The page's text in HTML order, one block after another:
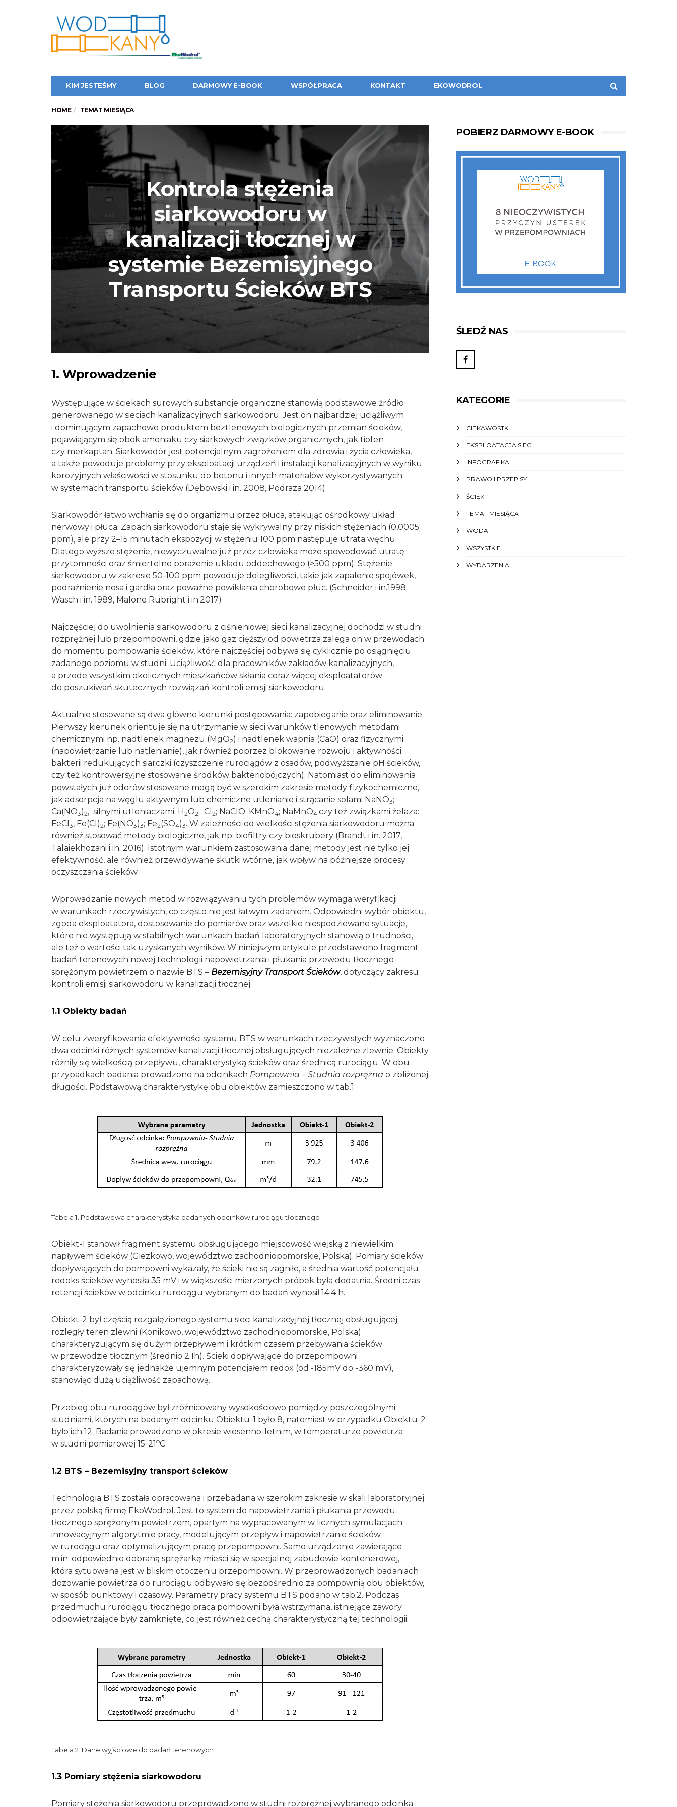
KIM JESTEŚMY BLOG DARMOWY E-BOOK WSPÓŁPRACA KONTAKT EKOWODROL
HOME TEMAT MIESIĄCA
Kontrola stężenia
siarkowodoru w
kanalizacji tłocznej w
systemie Bezemisyjnego
Transportu Ścieków BTS
1. Wprowadzenie
Występujące w ściekach surowych substancje organiczne stanowią podstawowe źródło
generowanego w sieciach kanalizacyjnych siarkowodoru. Jest on najbardziej uciążliwym
i dominującym zapachowo produktem beztlenowych biologicznych przemian ścieków,
pojawiającym się obok amoniaku czy siarkowych związków organicznych, jak tiofen
czy merkaptan. Siarkowodór jest potencjalnym zagrożeniem dla zdrowia i życia człowieka,
a także powoduje problemy przy eksploatacji urządzeń i instalacji kanalizacyjnych w wyniku
korozyjnych właściwości w stosunku do betonu i innych materiałów wykorzystywanych
w systemach transportu ścieków (Dębowski i in. 2008, Podraza 2014).
Siarkowodór łatwo wchłania się do organizmu przez płuca, atakując ośrodkowy układ
nerwowy i płuca. Zapach siarkowodoru staje się wykrywalny przy niskich stężeniach (0,0005
ppm), ale przy 2–15 minutach ekspozycji w stężeniu 100 ppm następuje utrata węchu.
Dlatego wyższe stężenie, niewyczuwalne już przez człowieka może spowodować utratę
przytomności oraz śmiertelne porażenie układu oddechowego (>500 ppm). Stężenie
siarkowodoru w zakresie 50-100 ppm powoduje dolegliwości, takie jak zapalenie spojówek,
podrażnienie nosa i gardła oraz poważne powikłania chorobowe płuc. (Schneider i in.1998;
Wasch i in. 1989, Malone Rubright i in.2017)
Najczęściej do uwolnienia siarkowodoru z ciśnieniowej sieci kanalizacyjnej dochodzi w studni
rozprężnej lub przepompowni, gdzie jako gaz cięższy od powietrza zalega on w przewodach
do momentu pompowania ścieków, które najczęściej odbywa się cyklicznie po osiągnięciu
zadanego poziomu w studni. Uciążliwość dla pracowników zakładów kanalizacyjnych,
a przede wszystkim okolicznych mieszkańców skłania coraz więcej eksploatatorów
do poszukiwań skutecznych rozwiązań kontroli emisji siarkowodoru.
Aktualnie stosowane są dwa główne kierunki postępowania: zapobieganie oraz eliminowanie.
Pierwszy kierunek orientuje się na utrzymanie w sieci warunków tlenowych metodami
chemicznymi np. nadtlenek magnezu (MgO2) i nadtlenek wapnia (CaO) oraz fizycznymi
(napowietrzanie lub natlenianie), jak również poprzez blokowanie rozwoju i aktywności
bakterii redukujących siarczki (czyszczenie rurociągów z osadów, podwyższanie pH ścieków,
czy też kontrowersyjne stosowanie środków bakteriobójczych). Natomiast do eliminowania
powstałych już odorów stosowane mogą być w szerokim zakresie metody fizykochemiczne,
jak adsorpcja na węglu aktywnym lub chemiczne utlenianie i strącanie solami NaNO3;
Ca(NO3)2, silnymi utleniaczami: H2O2; Cl 2; NaClO; KMnO4; NaMnO4 czy też związkami żelaza:
FeCl 3, Fe(Cl)2; Fe(NO3)3; Fe2(SO4)3. W zależności od wielkości stężenia siarkowodoru można
również stosować metody biologiczne, jak np. biofiltry czy bioskrubery (Brandt i in. 2017,
Talaiekhozani i in. 2016). Istotnym warunkiem zastosowania danej metody jest nie tylko jej
efektywność, ale również przewidywane skutki wtórne, jak wpływ na późniejsze procesy
oczyszczania ścieków.
Wprowadzanie nowych metod w rozwiązywaniu tych problemów wymaga weryfikacji
w warunkach rzeczywistych, co często nie jest łatwym zadaniem. Odpowiedni wybór obiektu,
zgoda eksploatatora, dostosowanie do pomiarów oraz wszelkie niespodziewane sytuacje,
które nie występują w stabilnych warunkach badań laboratoryjnych stanowią o trudności,
ale też o wartości tak uzyskanych wyników. W niniejszym artykule przedstawiono fragment
badań terenowych nowej technologii napowietrzania i płukania przewodu tłocznego
sprężonym powietrzem o nazwie BTS – Bezemisyjny Transport Ścieków, dotyczący zakresu
kontroli emisji siarkowodoru w kanalizacji tłocznej.
1.1 Obiekty badań
W celu zweryfikowania efektywności systemu BTS w warunkach rzeczywistych wyznaczono
dwa odcinki różnych systemów kanalizacji tłocznej obsługujących niezależne zlewnie. Obiekty
różniły się wielkością przepływu, charakterystyką ścieków oraz średnicą rurociągu. W obu
przypadkach badania prowadzono na odcinkach Pompownia – Studnia rozprężna o zbliżonej
długości. Podstawową charakterystykę obu obiektów zamieszczono w tab.1.
Tabela 1. Podstawowa charakterystyka badanych odcinków rurociągu tłocznego
Obiekt-1 stanowił fragment systemu obsługującego miejscowość wiejską z niewielkim
napływem ścieków (Giezkowo, województwo zachodniopomorskie, Polska). Pomiary ścieków
dopływających do pompowni wykazały, że ścieki nie są zagniłe, a średnia wartość potencjału
redoks ścieków wynosiła 35 mV i w większości mierzonych próbek była dodatnia. Średni czas
retencji ścieków w odcinku rurociągu wybranym do badań wynosił 14.4 h.
Obiekt-2 był częścią rozgałęzionego systemu sieci kanalizacyjnej tłocznej obsługującej
rozległy teren zlewni (Konikowo, województwo zachodniopomorskie, Polska)
charakteryzującym się dużym przepływem i krótkim czasem przebywania ścieków
w przewodzie tłocznym (średnio 2.1h). Ścieki dopływające do przepompowni
charakteryzowały się jednakże ujemnym potencjałem redox (od -185mV do -360 mV),
stanowiąc dużą uciążliwość zapachową.
Przebieg obu rurociągów był zróżnicowany wysokościowo pomiędzy poszczególnymi
studniami, których na badanym odcinku Obiektu-1 było 8, natomiast w przypadku Obiektu-2
było ich 12. Badania prowadzono w okresie wiosenno-letnim, w temperaturze powietrza
w studni pomiarowej 15-21oC.
1.2 BTS – Bezemisyjny transport ścieków
Technologia BTS została opracowana i przebadana w szerokim zakresie w skali laboratoryjnej
przez polską firmę EkoWodrol. Jest to system do napowietrzania i płukania przewodu
tłocznego sprężonym powietrzem, opartym na wypracowanym w licznych symulacjach
innowacyjnym algorytmie pracy, modelującym przepływ i napowietrzanie ścieków
w rurociągu oraz optymalizującym pracę przepompowni. Samo urządzenie zawierające
m.in. odpowiednio dobraną sprężarkę mieści się w specjalnej zabudowie kontenerowej,
która sytuowana jest w bliskim otoczeniu przepompowni. W przeprowadzonych badaniach
dozowanie powietrza do rurociągu odbywało się bezpośrednio za pompownią obu obiektów,
w sposób punktowy i czasowy. Parametry pracy systemu BTS podano w tab.2. Podczas
przedmuchu rurociągu tłocznego praca pompowni była wstrzymana, istniejące zawory
odpowietrzające były zamknięte, co jest również cechą charakterystyczną tej technologii.
Tabela 2. Dane wyjściowe do badań terenowych
1.3 Pomiary stężenia siarkowodoru
Pomiary stężenia siarkowodoru przeprowadzono w studni rozprężnej wybranego odcinka
POBIERZ DARMOWY E-BOOK
ŚLEDŹ NAS
KATEGORIE
CIEKAWOSTKI
EKSPLOATACJA SIECI
INFOGRAFIKA
PRAWO I PRZEPISY
ŚCIEKI
TEMAT MIESIĄCA
WODA
WSZYSTKIE
WYDARZENIA